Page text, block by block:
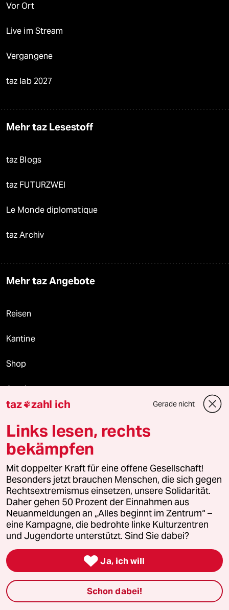
Vor Ort
Live im Stream
Vergangene
taz lab 2027
Mehr taz Lesestoff
taz Blogs
taz FUTURZWEI
Le Monde diplomatique
taz Archiv
Mehr taz Angebote
Reisen
Kantine
Shop
Anzeigen
Fragen & Hilfe
Feedback
Aboservice
ePaper Login
Downloads für Abonnierende
© 2026 taz Verlags und Vertriebs GmbH
Alle Rechte vorbehalten. Bei rechtlichen Fragen oder für Genehmigungen
wenden Sie sich bitte anlizenzen@taz.de
taz zahl ich Gerade nicht
Links lesen, rechts
bekämpfen
Mit doppelter Kraft für eine offene Gesellschaft!
Besonders jetzt brauchen Menschen, die sich gegen
Rechtsextremismus einsetzen, unsere Solidarität.
Daher gehen 50 Prozent der Einnahmen aus
Neuanmeldungen an „Alles beginnt im Zentrum“ –
eine Kampagne, die bedrohte linke Kulturzentren
und Jugendorte unterstützt. Sind Sie dabei?
 Ja, ich will
Schon dabei!